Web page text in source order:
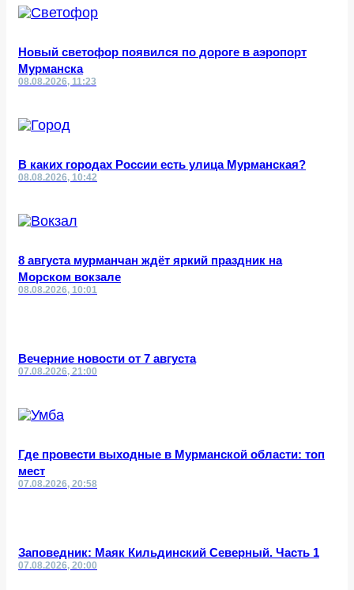
Новый светофор появился по дороге в аэропорт
Мурманска
08.08.2026, 11:23
В каких городах России есть улица Мурманская?
08.08.2026, 10:42
8 августа мурманчан ждёт яркий праздник на
Морском вокзале
08.08.2026, 10:01
Вечерние новости от 7 августа
07.08.2026, 21:00
Где провести выходные в Мурманской области: топ
мест
07.08.2026, 20:58
Заповедник: Маяк Кильдинский Северный. Часть 1
07.08.2026, 20:00